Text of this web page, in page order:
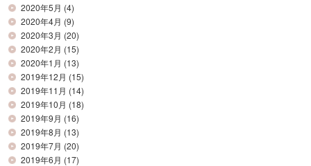
2020年5月 (4)
2020年4月 (9)
2020年3月 (20)
2020年2月 (15)
2020年1月 (13)
2019年12月 (15)
2019年11月 (14)
2019年10月 (18)
2019年9月 (16)
2019年8月 (13)
2019年7月 (20)
2019年6月 (17)